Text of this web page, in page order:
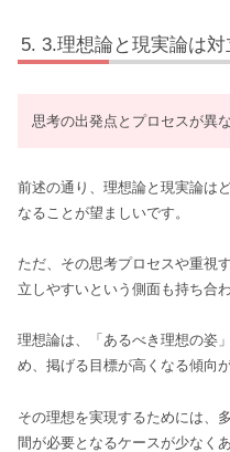
3.理想論と現実論は対
思考の出発点とプロセスが異
前述の通り、理想論と現実論は
なることが望ましいです。
ただ、その思考プロセスや重視
立しやすいという側面も持ち合
理想論は、「あるべき理想の姿
め、掲げる目標が高くなる傾向が
その理想を実現するためには、
間が必要となるケースが少なく